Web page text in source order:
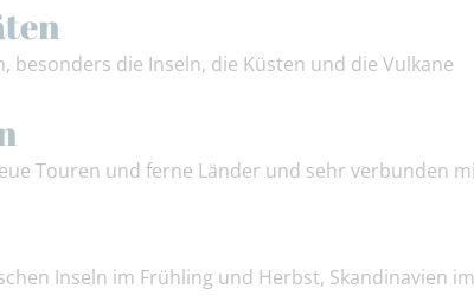
besonders die Inseln, die Küsten und die Vulkane
Touren und ferne Länder und sehr verbunden
Inseln im Frühling und Herbst, Skandinavien